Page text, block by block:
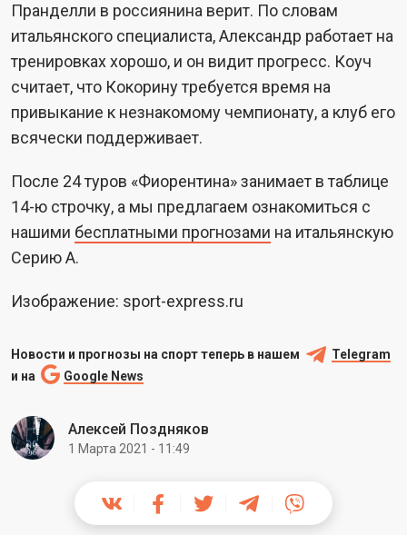
Пранделли в россиянина верит. По словам
итальянского специалиста, Александр работает на
тренировках хорошо, и он видит прогресс. Коуч
считает, что Кокорину требуется время на
привыкание к незнакомому чемпионату, а клуб его
всячески поддерживает.
После 24 туров «Фиорентина» занимает в таблице
14-ю строчку, а мы предлагаем ознакомиться с
нашими бесплатными прогнозами на итальянскую
Серию A.
Изображение: sport-express.ru
Новости и прогнозы на спорт теперь в нашем
Telegram
и на
Google News
Алексей Поздняков
1 Марта 2021 - 11:49